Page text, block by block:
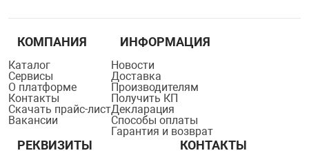
КОМПАНИЯ
Каталог
Сервисы
О платформе
Контакты
Скачать прайс-лист
Вакансии
ИНФОРМАЦИЯ
Новости
Доставка
Производителям
Получить КП
Декларация
Способы оплаты
Гарантия и возврат
РЕКВИЗИТЫ КОНТАКТЫ